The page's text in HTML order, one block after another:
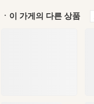
ㆍ이 가게의 다른 상품